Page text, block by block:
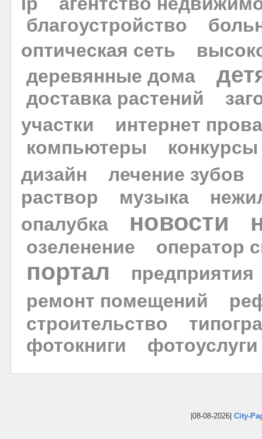
благоустройство
оптическая сеть
деревянные дома
доставка растений
участки
интернет
компьютеры
конкурсы
дизайн
лечение зубов
раствор
музыка
опалубка
новости
озеленение оператор
портал
предприятия
ремонт помещений
строительство
фотокниги
фотоуслуги
|08-08-2026| City-